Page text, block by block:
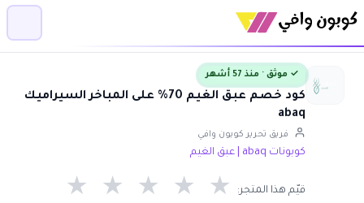
✓ موثق · منذ 57 أشهر
كود خصم عبق الغيم 70% على المباخر السيراميك
abaq
فريق تحرير كوبون وافي
كوبونات abaq | عبق الغيم
قيّم هذا المتجر: ★ ★ ★ ★ ★